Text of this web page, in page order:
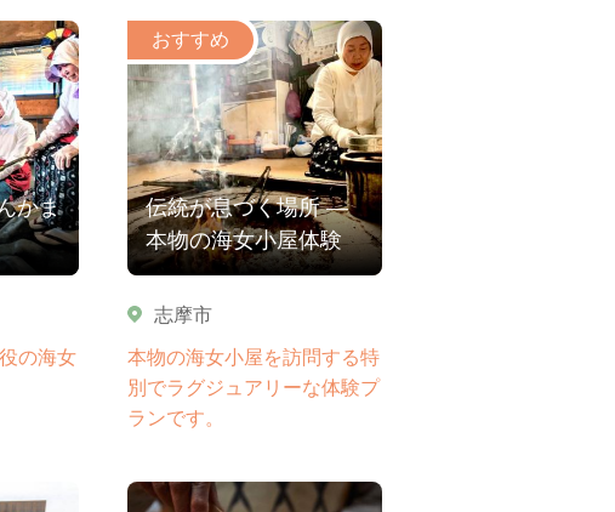
かま
の海女
伝統が息づく場所 ―
本物の海女小屋体験
志摩市
本物の海女小屋を訪問する特
別でラグジュアリーな体験プ
ランです。